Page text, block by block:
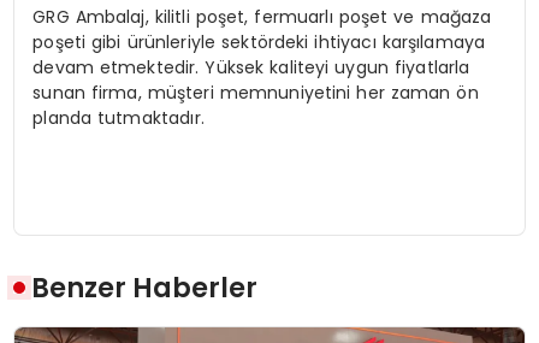
GRG Ambalaj, kilitli poşet, fermuarlı poşet ve mağaza
poşeti gibi ürünleriyle sektördeki ihtiyacı karşılamaya
devam etmektedir. Yüksek kaliteyi uygun fiyatlarla
sunan firma, müşteri memnuniyetini her zaman ön
planda tutmaktadır.
Benzer Haberler